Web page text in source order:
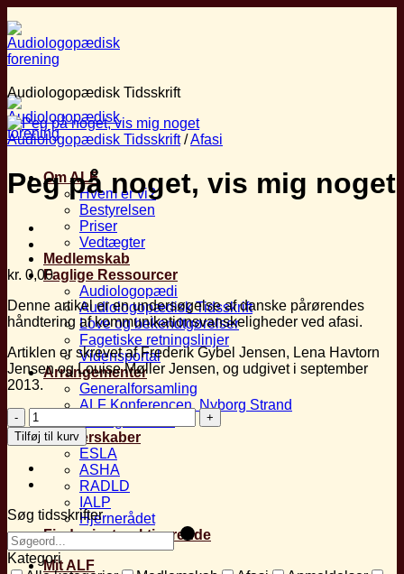
til
indhold
Om ALF
Hvem er vi?
Bestyrelsen
Priser
Vedtægter
Medlemskab
Faglige Ressourcer
Audiologopædi
Audiologopædisk Tidsskrift
Love og bekendtgørelser
Fagetiske retningslinjer
Vidensportal
Arrangementer
Generalforsamling
ALF Konferencen, Nyborg Strand
Partnerskaber
ESLA
ASHA
RADLD
IALP
Hjernerådet
Find privatpraktiserende
Mit ALF
Audiologopædisk Tidsskrift
Audiologopædisk Tidsskrift /Afasi
Peg på noget, vis mig noget
kr. 0,00
Denne artikel er en undersøgelse af danske pårørendes
håndtering af kommunikationsvanskeligheder ved afasi.
Artiklen er skrevet af Frederik Gybel Jensen, Lena Havtorn
Jensen og Louise Møller Jensen, og udgivet i september
2013.
Peg
på
noget,
vis
mig
antal
Tilføj til kurv
Søg tidsskrifter
Kategori